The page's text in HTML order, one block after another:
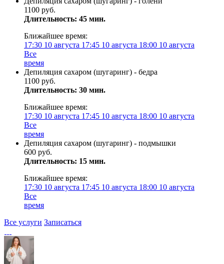
1100 руб.
Длительность: 45 мин.
Ближайшее время:
17:30 10 августа 17:45 10 августа 18:00 10 августа
Все
время
Депиляция сахаром (шугаринг) - бедра
1100 руб.
Длительность: 30 мин.
Ближайшее время:
17:30 10 августа 17:45 10 августа 18:00 10 августа
Все
время
Депиляция сахаром (шугаринг) - подмышки
600 руб.
Длительность: 15 мин.
Ближайшее время:
17:30 10 августа 17:45 10 августа 18:00 10 августа
Все
время
Все услуги Записаться